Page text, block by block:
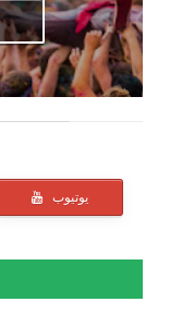
يوتيوب